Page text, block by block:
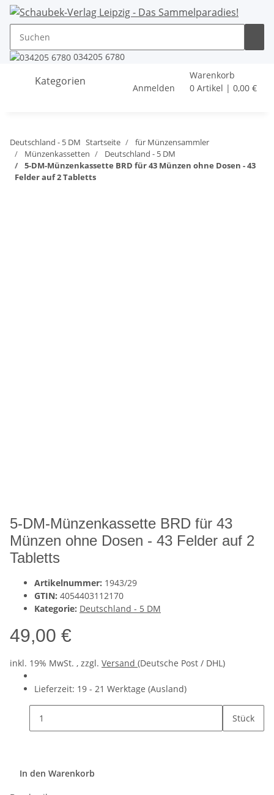
034205 6780
Kategorien
Anmelden
Warenkorb
0 Artikel | 0,00 €
Deutschland - 5 DM Startseite
für Münzensammler
Münzenkassetten
Deutschland - 5 DM
5-DM-Münzenkassette BRD für 43 Münzen ohne Dosen - 43
Felder auf 2 Tabletts
5-DM-Münzenkassette BRD für 43
Münzen ohne Dosen - 43 Felder auf 2
Tabletts
Artikelnummer: 1943/29
GTIN: 4054403112170
Kategorie: Deutschland - 5 DM
49,00 €
inkl. 19% MwSt. , zzgl. Versand (Deutsche Post / DHL)
Lieferzeit: 19 - 21 Werktage (Ausland)
Stück
In den Warenkorb